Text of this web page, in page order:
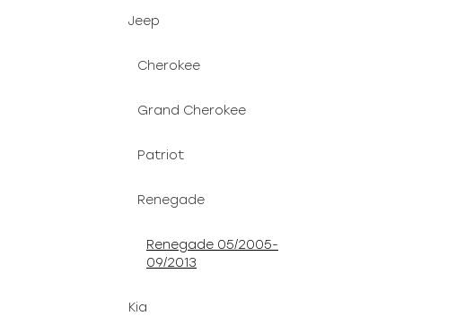
Jeep
Cherokee
Grand Cherokee
Patriot
Renegade
Renegade 05/2005-
09/2013
Kia